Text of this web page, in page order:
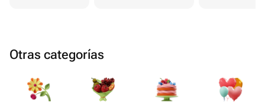
Otras categorías